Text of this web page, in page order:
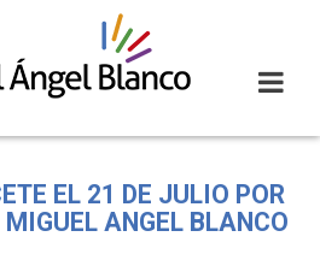
EL 21 DE JULIO POR
ANGEL BLANCO